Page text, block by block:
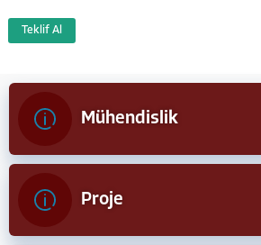
Teklif Al
Mühendislik
Proje